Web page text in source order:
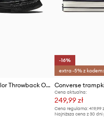
Converse Chuck Taylor Throwback OX tenisówki
-16%
extra -5% z kodem:
Converse
Cena aktualna:
249,99 zł
Cena regularna:419,99
Najniższa cena z 30